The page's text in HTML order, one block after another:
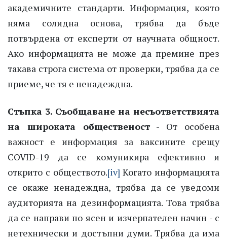
академичните стандарти. Информация, която
няма солидна основа, трябва да бъде
потвърдена от експерти от научната общност.
Ако информацията не може да премине през
такава строга система от проверки, трябва да се
приеме, че тя е ненадеждна.
Стъпка 3. Съобщаване на несъответствията
на широката общественост- От особена
важност е информация за ваксините срещу
COVID-19 да се комуникира ефективно и
открито с обществото.[iv] Когато информацията
се окаже ненадеждна, трябва да се уведоми
аудиторията на дезинформацията. Това трябва
да се направи по ясен и изчерпателен начин - с
нетехнически и достъпни думи. Трябва да има